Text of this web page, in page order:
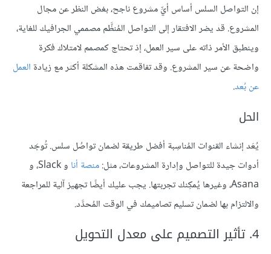
إن التواصل السلس أساس أيِّ مشروع ناجح، بغض النظر عن مجال
المشروع. قد يضر الافتقار إلى التواصل المُنظَّم مصممي الجرافيك للغاية،
وينطبق الأمر ذاته على سير العمل، إذ تحتاج كمصمم لامتلاك فكرة
واضحة عن سير المشروع. وقد تفاقمت هذه المشكلة أكثر مع زيادة العمل
عن بُعد.
الحل
يُعَد إنشاء القنوات المُناسِبة أفضل طريقة لضمان تواصُل سلس. تُوجَد
أدوات جيدة للتواصل وإدارة المشروعات، مثل:منصة أنا
و Slack، و
Asana، وغيرها يُمكِنك تجربتها. يجب عليك أيضًا تجهيز آلية للمراجعة
والالتزام بها لضمان تسليم تصاميمك في الوقت المُحدَّد.
4. تأثير التصميم على معدل التحويل